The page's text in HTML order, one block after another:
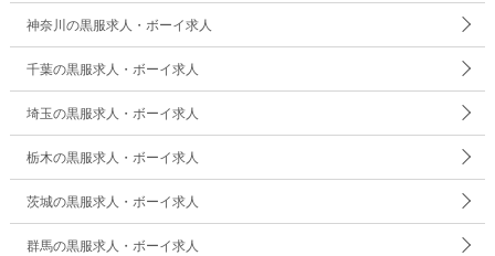
神奈川の黒服求人・ボーイ求人
千葉の黒服求人・ボーイ求人
埼玉の黒服求人・ボーイ求人
栃木の黒服求人・ボーイ求人
茨城の黒服求人・ボーイ求人
群馬の黒服求人・ボーイ求人